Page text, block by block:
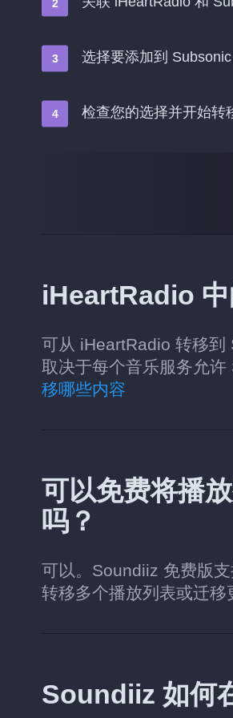
选择要添加到
检查您的选择并开始转
iHeartRadio
可从 iHeartRadio 转移到
取决于每个音乐服务允
移哪些内容
可以免费将播
吗？
可以。Soundiiz 免费版
转移多个播放列表或迁移
Soundiiz 如何